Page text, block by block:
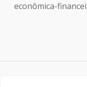
econômica-